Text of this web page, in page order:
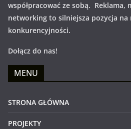
współpracować ze sobą. Reklama,
networking to silniejsza pozycja
konkurencyjności.
Dołącz do nas!
MENU
STRONA GŁÓWNA
PROJEKTY